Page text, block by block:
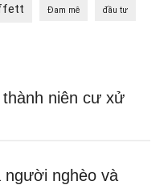
Đam mê đầu tư
niên cư xử
người nghèo và